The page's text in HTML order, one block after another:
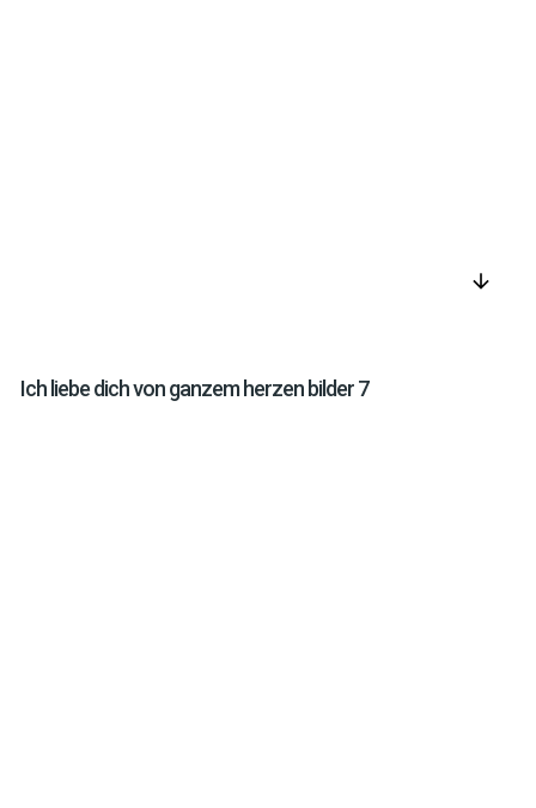
arrow_downward
Ich liebe dich von ganzem herzen bilder 7